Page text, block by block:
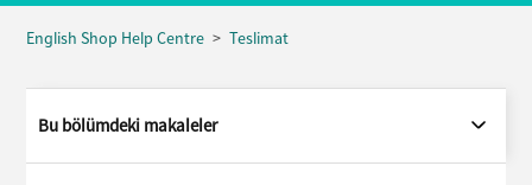
English Shop Help Centre Teslimat
Bu bölümdeki makaleler